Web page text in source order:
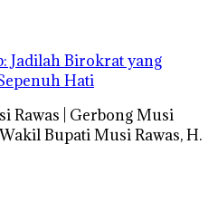
Jadilah Birokrat yang
Hati
Rawas | Gerbong Musi
Bupati Musi Rawas, H.